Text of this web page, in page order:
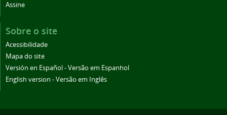
Assine
Sobre o site
Acessibilidade
Mapa do site
Versión en Español - Versão em Espanhol
English version - Versão em Inglês